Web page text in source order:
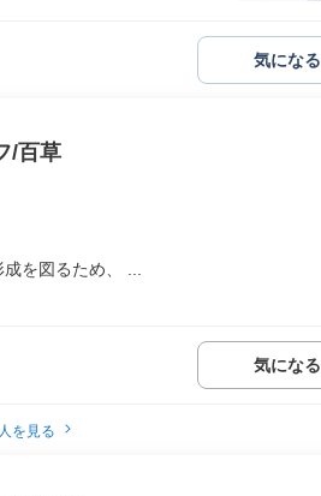
気になる
/百草
を図るため、 ...
気になる
を見る